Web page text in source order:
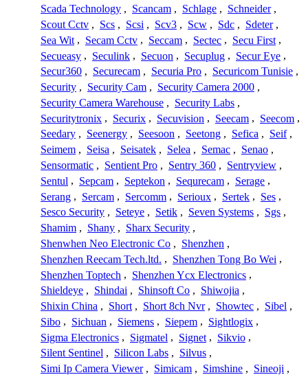
Scada Technology , Scancam , Schlage , Schneider ,
Scout Cctv , Scs , Scsi , Scv3 , Scw , Sdc , Sdeter ,
Sea Wit , Secam Cctv , Seccam , Sectec , Secu First ,
Secueasy , Seculink , Secuon , Secuplug , Secur Eye ,
Secur360 , Securecam , Securia Pro , Securicom Tunisie ,
Security , Security Cam , Security Camera 2000 ,
Security Camera Warehouse , Security Labs ,
Securitytronix , Securix , Secuvision , Seecam , Seecom ,
Seedary , Seenergy , Seesoon , Seetong , Sefica , Seif ,
Seimem , Seisa , Seisatek , Selea , Semac , Senao ,
Sensormatic , Sentient Pro , Sentry 360 , Sentryview ,
Sentul , Sepcam , Septekon , Sequrecam , Serage ,
Serang , Sercam , Sercomm , Serioux , Sertek , Ses ,
Sesco Security , Seteye , Setik , Seven Systems , Sgs ,
Shamim , Shany , Sharx Security ,
Shenwhen Neo Electronic Co , Shenzhen ,
Shenzhen Reecam Tech.ltd. , Shenzhen Tong Bo Wei ,
Shenzhen Toptech , Shenzhen Ycx Electronics ,
Shieldeye , Shindai , Shinsoft Co , Shiwojia ,
Shixin China , Short , Short 8ch Nvr , Showtec , Sibel ,
Sibo , Sichuan , Siemens , Siepem , Sightlogix ,
Sigma Electronics , Sigmatel , Signet , Sikvio ,
Silent Sentinel , Silicon Labs , Silvus ,
Simi Ip Camera Viewer , Simicam , Simshine , Sineoji ,